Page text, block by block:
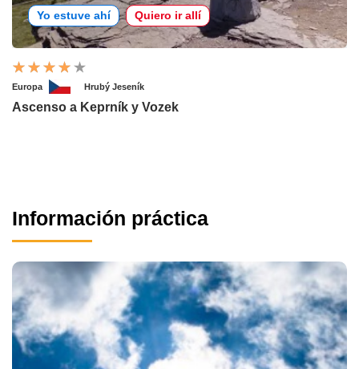
Yo estuve ahí Quiero ir allí
Europa Hrubý Jeseník
Ascenso a Keprník y Vozek
Información práctica